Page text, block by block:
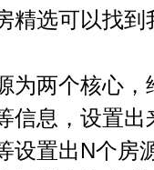
精选可以找到
两个核心，
信息，设置
设置出N个房